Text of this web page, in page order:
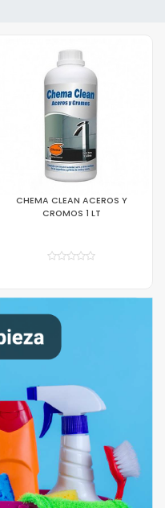
DESINFECTANTE
MULTISUPERFICIE LAVANDA 4000